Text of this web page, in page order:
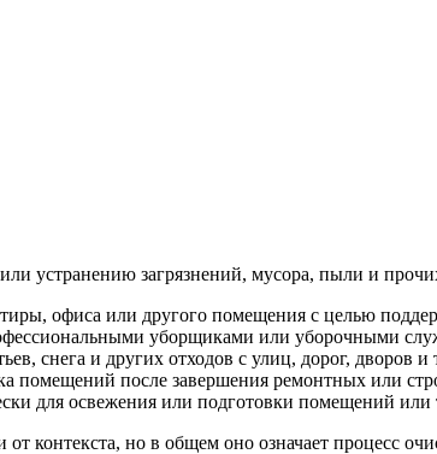
устранению загрязнений, мусора, пыли и
офиса или другого помещения с целью
уборщиками или уборочными
снега и других отходов с улиц, дорог, дворов и
помещений после завершения ремонтных или
для освежения или подготовки помещений или
контекста, но в общем оно означает процесс